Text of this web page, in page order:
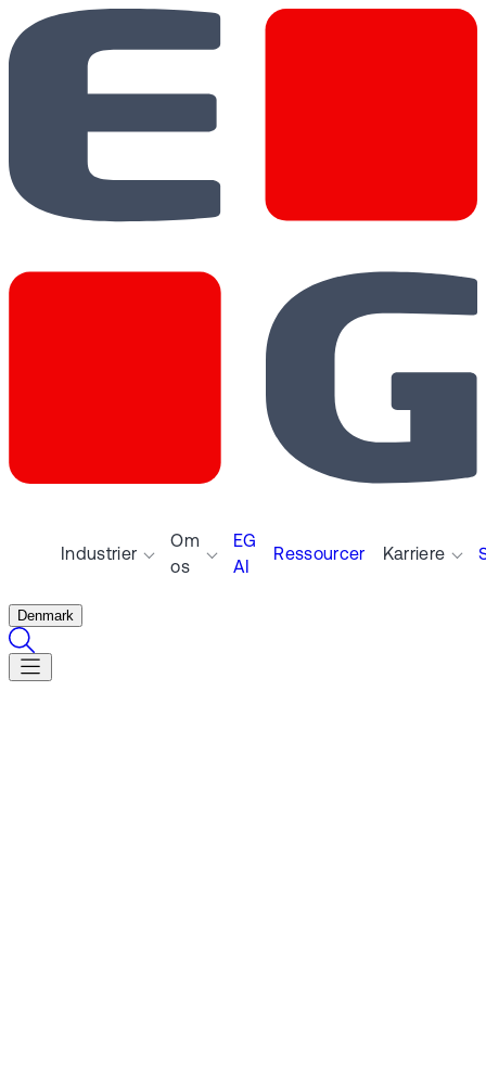
Industrier
Om
os
EG
AI
Ressourcer Karriere
Denmark